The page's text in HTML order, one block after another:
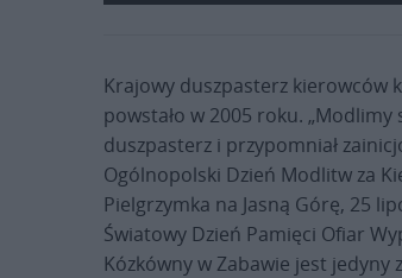
Krajowy duszpasterz kierowców
powstało w 2005 roku.
duszpasterz i przypomniał
Ogólnopolski Dzień Modlitw za
Pielgrzymka na Jasną Górę, 25
Światowy Dzień Pamięci Ofiar
Kózkówny w Zabawie jest